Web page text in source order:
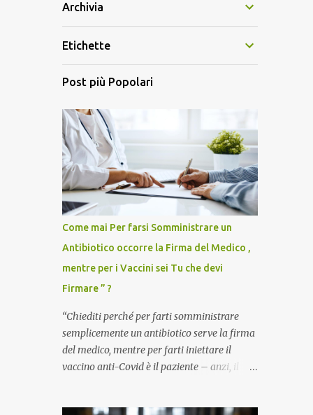
Archivia
Etichette
Post più Popolari
Come mai Per farsi Somministrare un
Antibiotico occorre la Firma del Medico ,
mentre per i Vaccini sei Tu che devi
Firmare ” ?
“Chiediti perché per farti somministrare
semplicemente un antibiotico serve la firma
del medico, mentre per farti iniettare il
vaccino anti-Covid è il paziente – anzi, il